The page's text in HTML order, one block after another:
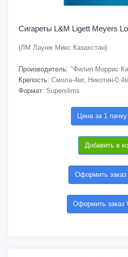
Сигареты L&M Ligett Meyers
(ЛМ Лаунж Микс Казахстан)
Производитель: "Филип Моррис
Крепость: Смола-4мг, Никотин-
Формат: Superslims
Цена за 1
Добавить в
Оформить заказ
Оформить заказ